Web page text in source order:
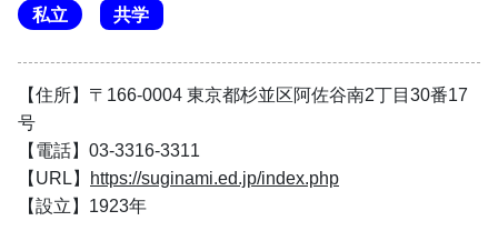
私立 共学
【住所】〒166-0004 東京都杉並区阿佐谷南2丁目30番17
号
【電話】03-3316-3311
【URL】
https://suginami.ed.jp/index.php
【設立】1923年